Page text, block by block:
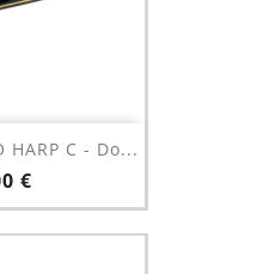
HARP C - Do...
€